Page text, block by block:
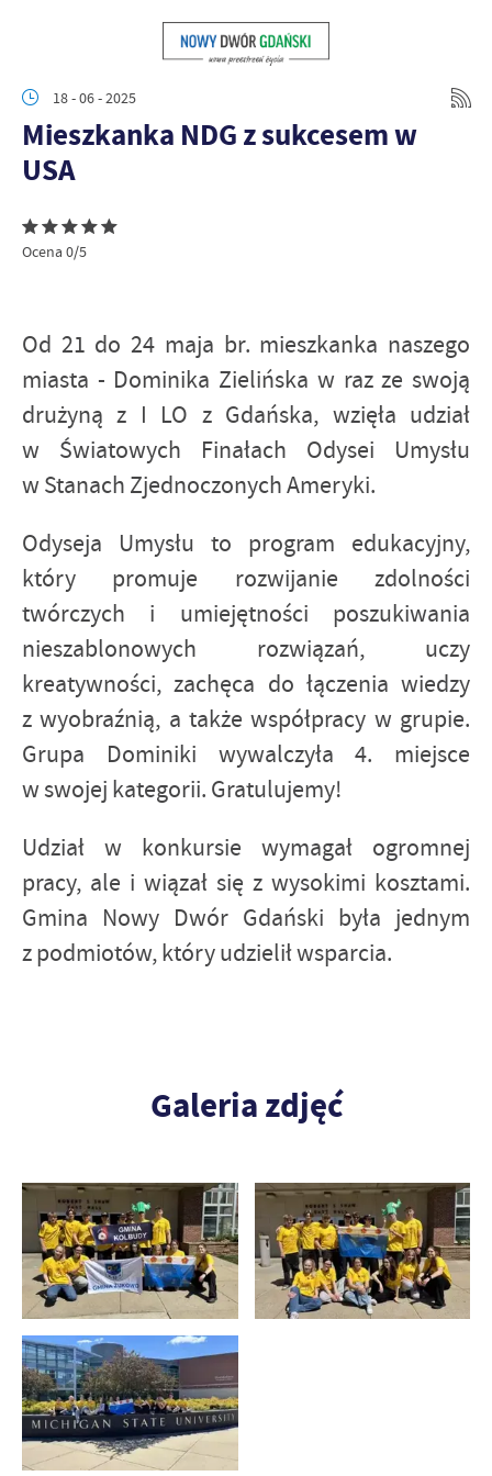
18 - 06 - 2025
Mieszkanka NDG z sukcesem w
USA
Ocena 0/5
Od 21 do 24 maja br. mieszkanka naszego
miasta - Dominika Zielińska w raz ze swoją
drużyną z I LO z Gdańska, wzięła udział
w Światowych Finałach Odysei Umysłu
w Stanach Zjednoczonych Ameryki.
Odyseja Umysłu to program edukacyjny,
który promuje rozwijanie zdolności
twórczych i umiejętności poszukiwania
nieszablonowych rozwiązań, uczy
kreatywności, zachęca do łączenia wiedzy
z wyobraźnią, a także współpracy w grupie.
Grupa Dominiki wywalczyła 4. miejsce
w swojej kategorii. Gratulujemy!
Udział w konkursie wymagał ogromnej
pracy, ale i wiązał się z wysokimi kosztami.
Gmina Nowy Dwór Gdański była jednym
z podmiotów, który udzielił wsparcia.
Galeria zdjęć